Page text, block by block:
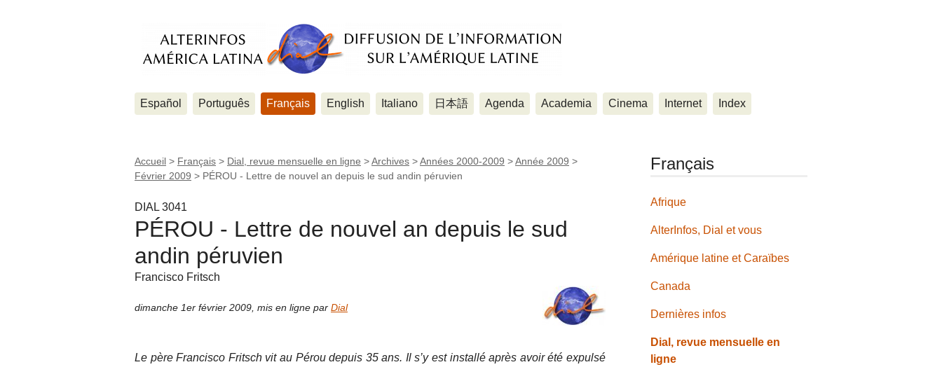
Español Português Français English Italiano 日本語 Agenda Academia Cinema Internet Index
Accueil > Français > Dial, revue mensuelle en ligne >Archives >Années 2000-2009 >Année 2009 >
Février 2009 > PÉROU - Lettre de nouvel an depuis le sud andin péruvien
DIAL 3041
PÉROU - Lettre de nouvel an depuis le sud
andin péruvien
Francisco Fritsch
dimanche 1er février 2009 mis en ligne par Dial
Le père Francisco Fritsch vit au Pérou depuis 35 ans. Il s’y est installé après avoir été expulsé
Français
Afrique
AlterInfos, Dial et vous
Amérique latine et Caraïbes
Canada
Dernières infos
Dial, revue mensuelle en
ligne